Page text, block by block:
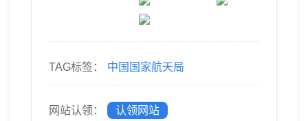
TAG标签： 中国国家航天局
网站认领： 认领网站